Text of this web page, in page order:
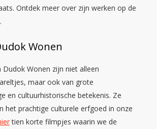
Ontdek meer over zijn werken op de
.
Wonen
Dudok Wonen zijn niet alleen
maar ook van grote
en cultuurhistorische betekenis. Ze
het prachtige culturele erfgoed in onze
tien korte filmpjes waarin we de